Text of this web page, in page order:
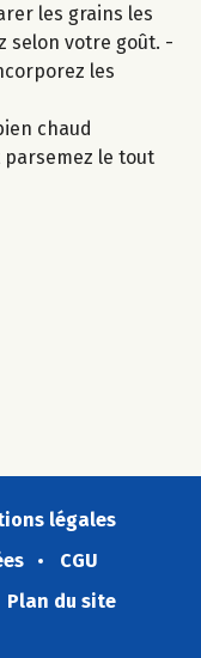
les grains les
selon votre goût. -
les
chaud
parsemez le tout
légales
CGU
Plan du site